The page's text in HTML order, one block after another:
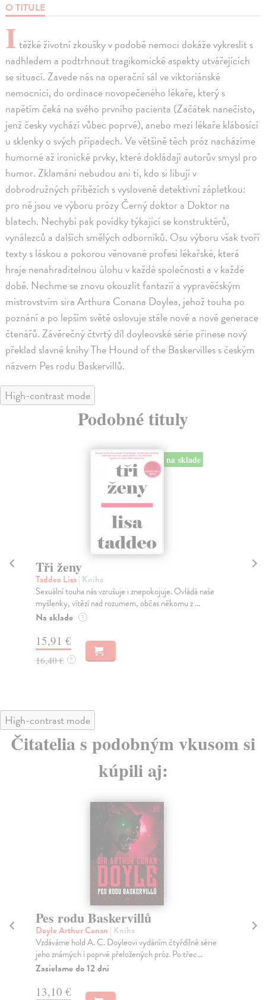
O TITULE
Itěžké životní zkoušky v podobě nemoci dokáže vykreslit s
nadhledem a podtrhnout tragikomické aspekty utvářejících
se situací. Zavede nás na operační sál ve viktoriánské
nemocnici, do ordinace novopečeného lékaře, který s
napětím čeká na svého prvního pacienta (Začátek nanečisto,
jenž česky vychází vůbec poprvé), anebo mezi lékaře klábosící
u sklenky o svých případech. Ve většině těch próz nacházíme
humorné až ironické prvky, které dokládají autorův smysl pro
humor. Zklamáni nebudou ani ti, kdo si libují v
dobrodružných příbězích s vysloveně detektivní zápletkou:
pro ně jsou ve výboru prózy Černý doktor a Doktor na
blatech. Nechybí pak povídky týkající se konstruktérů,
vynálezců a dalších smělých odborníků. Osu výboru však tvoří
texty s láskou a pokorou věnované profesi lékařské, která
hraje nenahraditelnou úlohu v každé společnosti a v každé
době. Nechme se znovu okouzlit fantazií a vypravěčským
mistrovstvím sira Arthura Conana Doylea, jehož touha po
poznání a po lepším světě oslovuje stále nové a nové generace
čtenářů. Závěrečný čtvrtý díl doyleovské série přinese nový
překlad slavné knihy The Hound of the Baskervilles s českým
názvem Pes rodu Baskervillů.
High-contrast mode
Podobné tituly
na sklade
Tři ženy
Taddeo Lisa| Kniha
Sexuální touha nás vzrušuje i znepokojuje. Ovládá naše
myšlenky, vítězí nad rozumem, občas někomu z ...
Na sklade ?
15,91 €
16,40 € ?
High-contrast mode
Čitatelia s podobným vkusom si
kúpili aj:
Pes rodu Baskervillů
Doyle Arthur Conan | Kniha
Vzdáváme hold A. C. Doyleovi vydáním čtyřdílné série
jeho známých i poprvé přeložených próz. Po třec...
Zasielame do 12 dní
13,10 €